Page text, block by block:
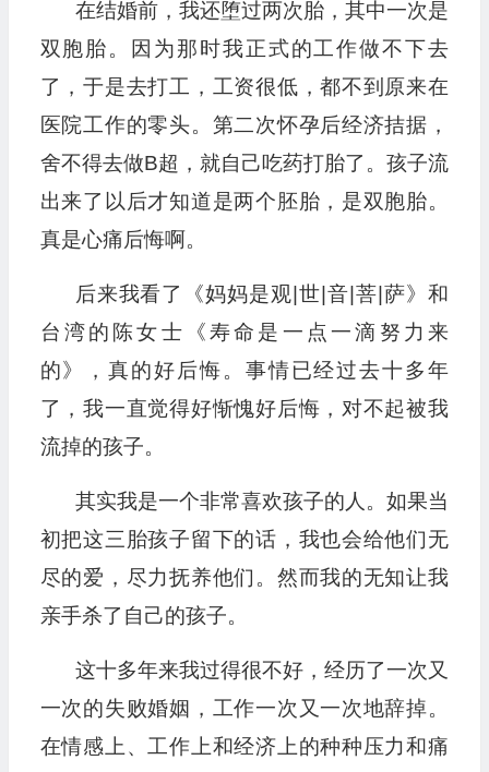
在结婚前，我还堕过两次胎，其中一次是
双胞胎。因为那时我正式的工作做不下去
了，于是去打工，工资很低，都不到原来在
医院工作的零头。第二次怀孕后经济拮据，
舍不得去做B超，就自己吃药打胎了。孩子流
出来了以后才知道是两个胚胎，是双胞胎。
真是心痛后悔啊。
后来我看了《妈妈是观|世|音|菩|萨》和
台湾的陈女士《寿命是一点一滴努力来
的》，真的好后悔。事情已经过去十多年
了，我一直觉得好惭愧好后悔，对不起被我
流掉的孩子。
其实我是一个非常喜欢孩子的人。如果当
初把这三胎孩子留下的话，我也会给他们无
尽的爱，尽力抚养他们。然而我的无知让我
亲手杀了自己的孩子。
这十多年来我过得很不好，经历了一次又
一次的失败婚姻，工作一次又一次地辞掉。
在情感上、工作上和经济上的种种压力和痛